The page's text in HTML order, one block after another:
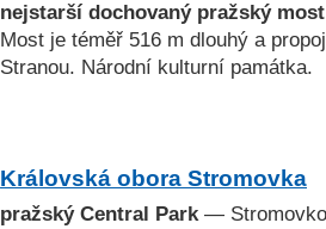
nejstarší dochovaný pražský
Most je téměř 516 m dlouhý a
Stranou. Národní kulturní památka.
Královská obora Stromovka
pražský Central Park —